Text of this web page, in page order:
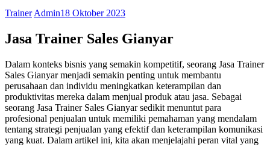
Trainer Admin18 Oktober 2023
Jasa Trainer Sales Gianyar
Dalam konteks bisnis yang semakin kompetitif, seorang Jasa Trainer
Sales Gianyar menjadi semakin penting untuk membantu
perusahaan dan individu meningkatkan keterampilan dan
produktivitas mereka dalam menjual produk atau jasa. Sebagai
seorang Jasa Trainer Sales Gianyar sedikit menuntut para
profesional penjualan untuk memiliki pemahaman yang mendalam
tentang strategi penjualan yang efektif dan keterampilan komunikasi
yang kuat. Dalam artikel ini, kita akan menjelajahi peran vital yang